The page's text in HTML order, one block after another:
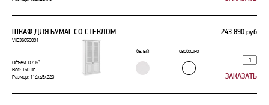
ШКАФ ДЛЯ БУМАГ СО СТЕКЛОМ 243 890 руб
VIE36050001
белый
свободно
Объем: 0.4 м³
Вес: 150 кг
Размер: 114x45x220